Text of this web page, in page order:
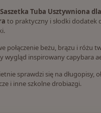
Tuba Usztywniona
to praktyczny i słodki dodatek
połączenie beżu, brązu i różu
wygląd inspirowany capybara
sprawdzi się na długopisy,
i inne szkolne drobiazgi.